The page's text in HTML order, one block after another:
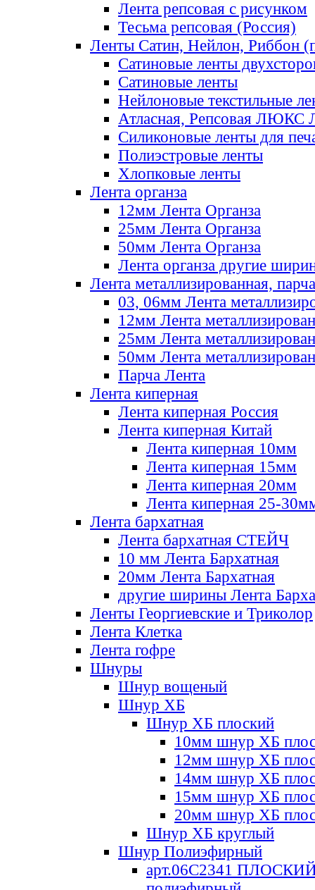
Лента репсовая с рисунком
Тесьма репсовая (Россия)
Ленты Сатин, Нейлон, Риббон
Сатиновые ленты
Сатиновые ленты
Нейлоновые текстильные
Атласная, Репсовая ЛЮКС
Силиконовые ленты для
Полиэстровые ленты
Хлопковые ленты
Лента органза
12мм Лента Органза
25мм Лента Органза
50мм Лента Органза
Лента органза другие
Лента металлизированная, парча
03, 06мм Лента
12мм Лента
25мм Лента
50мм Лента
Парча Лента
Лента киперная
Лента киперная Россия
Лента киперная Китай
Лента киперная 10мм
Лента киперная 15мм
Лента киперная 20мм
Лента киперная 25-
Лента бархатная
Лента бархатная СТЕЙЧ
10 мм Лента Бархатная
20мм Лента Бархатная
другие ширины Лента
Ленты Георгиевские и Триколор
Лента Клетка
Лента гофре
Шнуры
Шнур вощеный
Шнур ХБ
Шнур ХБ плоский
10мм шнур ХБ
12мм шнур ХБ
14мм шнур ХБ
15мм шнур ХБ
20мм шнур ХБ
Шнур ХБ круглый
Шнур Полиэфирный
арт.06С2341